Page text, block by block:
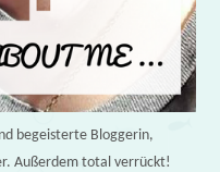
begeisterte Bloggerin,
Außerdem total verrückt!